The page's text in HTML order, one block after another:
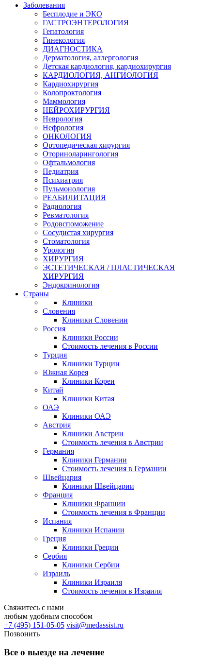
Заболевания
Бесплодие и ЭКО
ГАСТРОЭНТЕРОЛОГИЯ
Гепатология
Гинекология
ДИАГНОСТИКА
Дерматология, аллергология
Детская кардиология, кардиохирургия
КАРДИОЛОГИЯ, АНГИОЛОГИЯ
Кардиохирургия
Колопроктология
Маммология
НЕЙРОХИРУРГИЯ
Неврология
Нефрология
ОНКОЛОГИЯ
Ортопедическая хирургия
Оториноларингология
Офтальмология
Педиатрия
Психиатрия
Пульмонология
РЕАБИЛИТАЦИЯ
Радиология
Ревматология
Родовспоможение
Сосудистая хирургия
Стоматология
Урология
ХИРУРГИЯ
ЭСТЕТИЧЕСКАЯ / ПЛАСТИЧЕСКАЯ
ХИРУРГИЯ
Эндокринология
Страны
Клиники
Словения
Клиники Словении
Россия
Клиники России
Стоимость лечения в России
Турция
Клиники Турции
Южная Корея
Клиники Кореи
Китай
Клиники Китая
ОАЭ
Клиники ОАЭ
Австрия
Клиники Австрии
Стоимость лечения в Австрии
Германия
Клиники Германии
Стоимость лечения в Германии
Швейцария
Клиники Швейцарии
Франция
Клиники Франции
Стоимость лечения в Франции
Испания
Клиники Испании
Греция
Клиники Греции
Сербия
Клиники Сербии
Израиль
Клиники Израиля
Стоимость лечения в Израиля
Свяжитесь с нами
любым удобным способом
+7 (495) 151-05-05 visit@medassist.ru
Позвонить
Все о выезде на лечение